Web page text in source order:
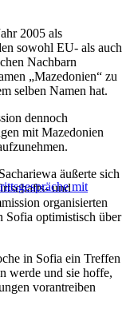
2005 als
sowohl EU- als auch
Nachbarn
„Mazedonien“ zu
selben Namen hat.
dennoch
mit Mazedonien
mit
äußerte sich
und
organisierten
Sofia optimistisch über
in Sofia ein Treffen
werde und sie hoffe,
vorantreiben